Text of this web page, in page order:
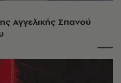
Αγγελικής Σπανού